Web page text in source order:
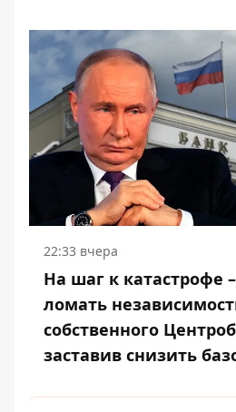
22:33 вчера
На шаг к катастрофе
ломать
собственного
заставив снизить